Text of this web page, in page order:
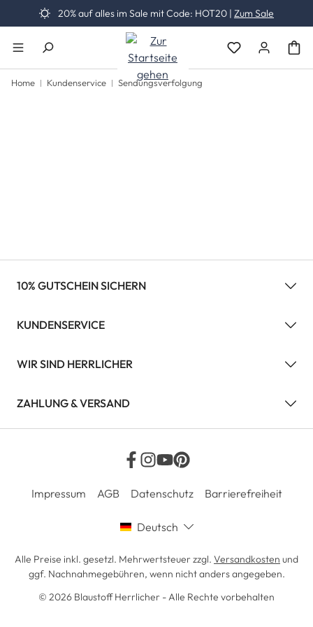
Zum Hauptinhalt springen
20% auf alles im Sale mit Code: HOT20 | Zum Sale
Du hast 0
Home Kundenservice Sendungsverfolgung
10% GUTSCHEIN SICHERN
KUNDENSERVICE
WIR SIND HERRLICHER
ZAHLUNG & VERSAND
Impressum AGB Datenschutz Barrierefreiheit
Deutsch
Alle Preise inkl. gesetzl. Mehrwertsteuer zzgl. Versandkosten und
ggf. Nachnahmegebühren, wenn nicht anders angegeben.
© 2026 Blaustoff Herrlicher - Alle Rechte vorbehalten